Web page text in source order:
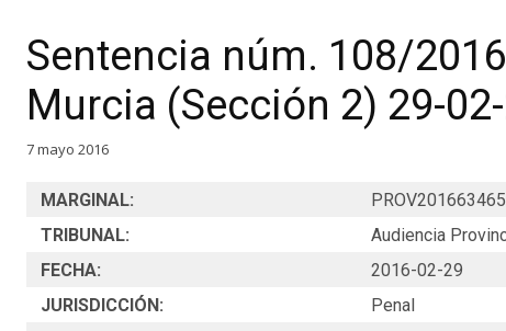
Sentencia núm. 108/
Murcia (Sección 2) 29-
7 mayo 2016
MARGINAL:
PROV201663465
TRIBUNAL:
Audiencia
FECHA:
2016-02-29
JURISDICCIÓN:
Penal